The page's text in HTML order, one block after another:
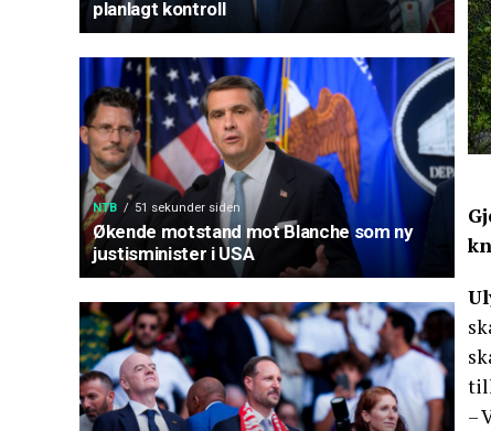
planlagt kontroll
NTB 51 sekunder siden
Økende motstand mot Blanche som ny
justisminister i USA
–